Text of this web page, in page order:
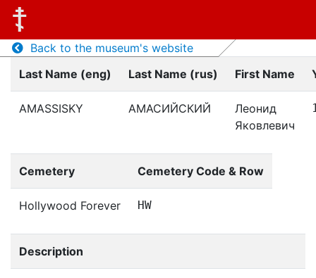
Back to the museum's website
Last Name (eng)
Last Name (rus) First Name
AMASSISKY АМАСИЙСКИЙ
Леонид
Яковлевич
Cemetery Cemetery Code & Row
Hollywood Forever HW
Description